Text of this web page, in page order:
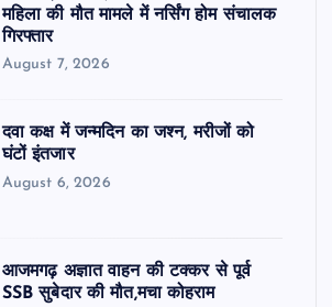
महिला की मौत मामले में नर्सिंग होम संचालक
गिरफ्तार
August 7, 2026
दवा कक्ष में जन्मदिन का जश्न, मरीजों को
घंटों इंतजार
August 6, 2026
आजमगढ़ अज्ञात वाहन की टक्कर से पूर्व
SSB सुबेदार की मौत,मचा कोहराम